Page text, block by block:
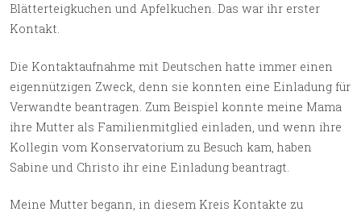
Blätterteigkuchen und Apfelkuchen. Das war ihr erster
Kontakt.
Die Kontaktaufnahme mit Deutschen hatte immer einen
eigennützigen Zweck, denn sie konnten eine Einladung für
Verwandte beantragen. Zum Beispiel konnte meine Mama
ihre Mutter als Familienmitglied einladen, und wenn ihre
Kollegin vom Konservatorium zu Besuch kam, haben
Sabine und Christo ihr eine Einladung beantragt.
Meine Mutter begann, in diesem Kreis Kontakte zu